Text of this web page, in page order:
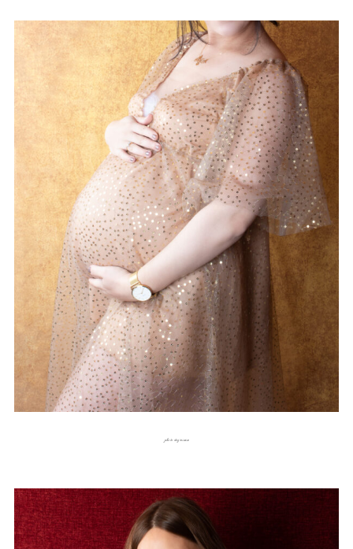
photo de grossesse